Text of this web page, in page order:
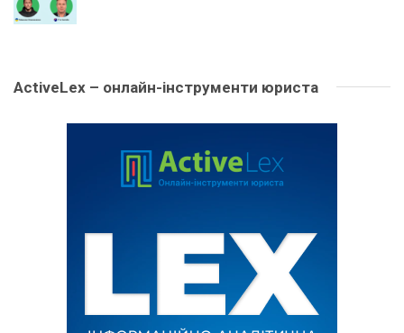
ActiveLex – онлайн-інструменти юриста